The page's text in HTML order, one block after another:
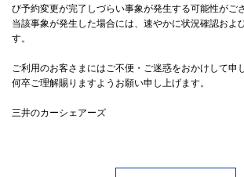
び予約変更が完了しづらい事象が発生する可能性がご
当該事象が発生した場合には、速やかに状況確認およ
す。
ご利用のお客さまにはご不便・ご迷惑をおかけして申
何卒ご理解賜りますようお願い申し上げます。
三井のカーシェアーズ